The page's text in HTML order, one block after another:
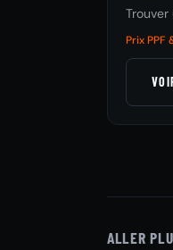
Prix PPF
ALLER